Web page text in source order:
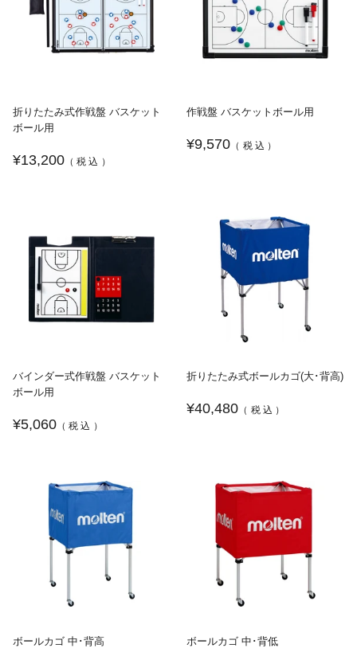
折りたたみ式作戦盤 バスケット
ボール用
¥13,200 （税込）
作戦盤 バスケットボール用
¥9,570 （税込）
バインダー式作戦盤 バスケット
ボール用
¥5,060 （税込）
折りたたみ式ボールカゴ(大･背高)
¥40,480 （税込）
ボールカゴ 中･背高 ボールカゴ 中･背低